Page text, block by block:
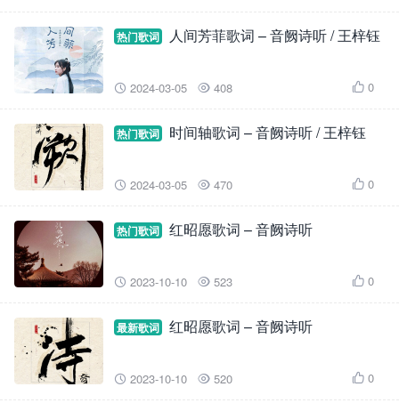
热门歌词 人间芳菲歌词 – 音阙诗听 / 王梓钰
 2024-03-05  408  0
热门歌词 时间轴歌词 – 音阙诗听 / 王梓钰
 2024-03-05  470  0
热门歌词 红昭愿歌词 – 音阙诗听
 2023-10-10  523  0
最新歌词 红昭愿歌词 – 音阙诗听
 2023-10-10  520  0